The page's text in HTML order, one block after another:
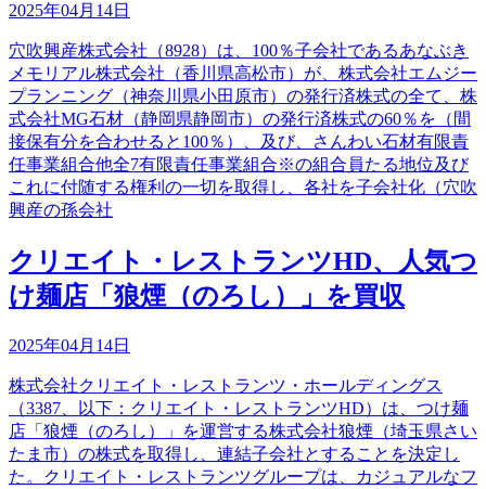
2025年04月14日
穴吹興産株式会社（8928）は、100％子会社であるあなぶき
メモリアル株式会社（香川県高松市）が、株式会社エムジー
プランニング（神奈川県小田原市）の発行済株式の全て、株
式会社MG石材（静岡県静岡市）の発行済株式の60％を（間
接保有分を合わせると100％）、及び、さんわい石材有限責
任事業組合他全7有限責任事業組合※の組合員たる地位及び
これに付随する権利の一切を取得し、各社を子会社化（穴吹
興産の孫会社
クリエイト・レストランツHD、人気つ
け麺店「狼煙（のろし）」を買収
2025年04月14日
株式会社クリエイト・レストランツ・ホールディングス
（3387、以下：クリエイト・レストランツHD）は、つけ麺
店「狼煙（のろし）」を運営する株式会社狼煙（埼玉県さい
たま市）の株式を取得し、連結子会社とすることを決定し
た。クリエイト・レストランツグループは、カジュアルなフ